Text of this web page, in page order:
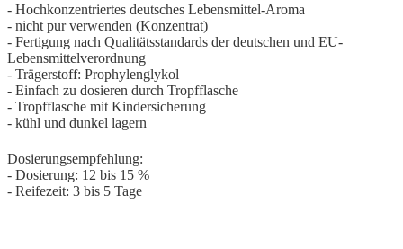
- Hochkonzentriertes deutsches Lebensmittel-Aroma
- nicht pur verwenden (Konzentrat)
- Fertigung nach Qualitätsstandards der deutschen und EU-
Lebensmittelverordnung
- Trägerstoff: Prophylenglykol
- Einfach zu dosieren durch Tropfflasche
- Tropfflasche mit Kindersicherung
- kühl und dunkel lagern
Dosierungsempfehlung:
- Dosierung: 12 bis 15 %
- Reifezeit: 3 bis 5 Tage